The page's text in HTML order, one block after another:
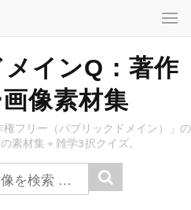
インQ：著作
像素材集
フリー（パブリックドメイン）」の
素材集＋雑学3択クイズ。